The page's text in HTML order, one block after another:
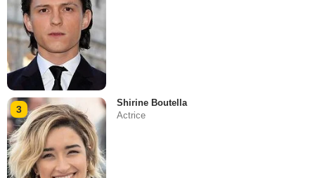
3
Shirine Boutella
Actrice